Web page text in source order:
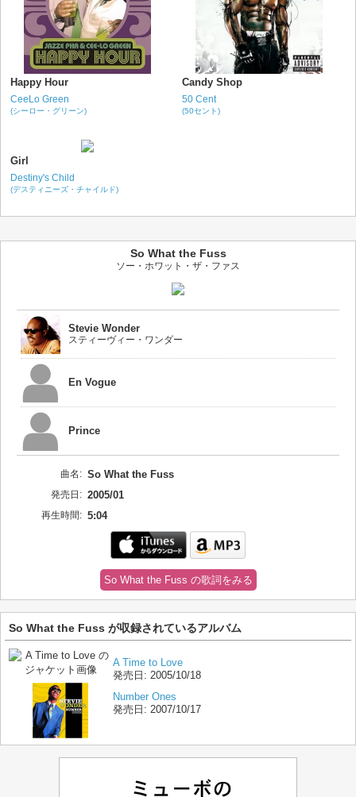
Happy Hour
CeeLo Green
(シーロー・グリーン)
Candy Shop
50 Cent
(50セント)
Girl
Destiny's Child
(デスティニーズ・チャイルド)
So What the Fuss
ソー・ホワット・ザ・ファス
Stevie Wonder
スティーヴィー・ワンダー
En Vogue
Prince
曲名: So What the Fuss
発売日: 2005/01
再生時間: 5:04
So What the Fuss の歌詞をみる
So What the Fuss が収録されているアルバム
A Time to Love
発売日: 2005/10/18
Number Ones
発売日: 2007/10/17